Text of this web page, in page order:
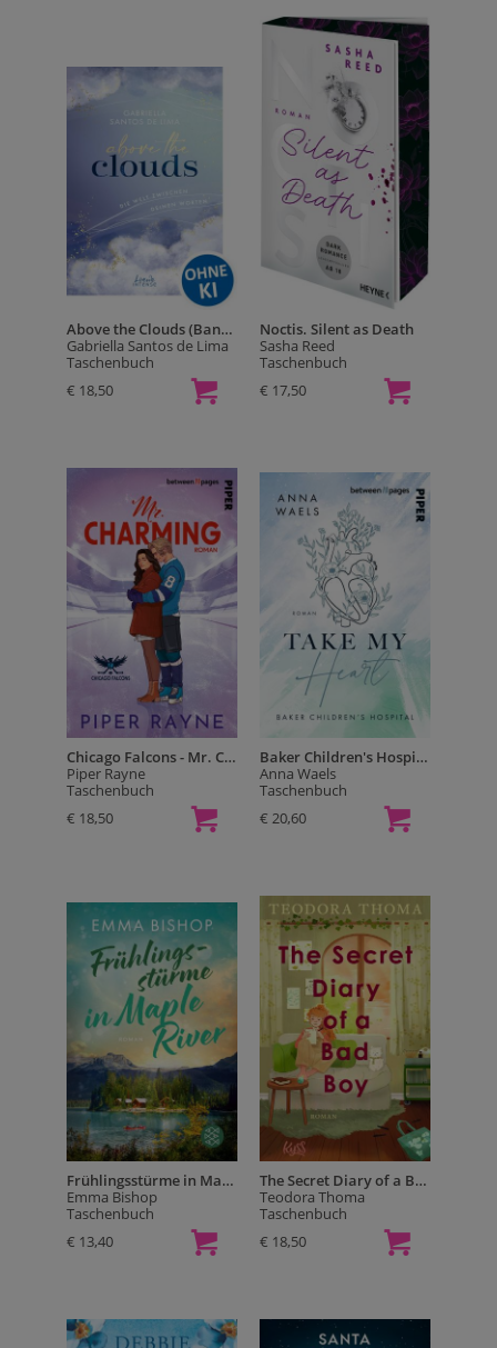
Above the Clouds (Band 2) - Die Welt zwischen deinen Worten
Gabriella Santos de Lima
Taschenbuch
€ 18,50
Noctis. Silent as Death
Sasha Reed
Taschenbuch
€ 17,50
Chicago Falcons - Mr. Charming
Piper Rayne
Taschenbuch
€ 18,50
Baker Children's Hospital - Take my Heart
Anna Waels
Taschenbuch
€ 20,60
Frühlingsstürme in Maple River
Emma Bishop
Taschenbuch
€ 13,40
The Secret Diary of a Bad Boy
Teodora Thoma
Taschenbuch
€ 18,50